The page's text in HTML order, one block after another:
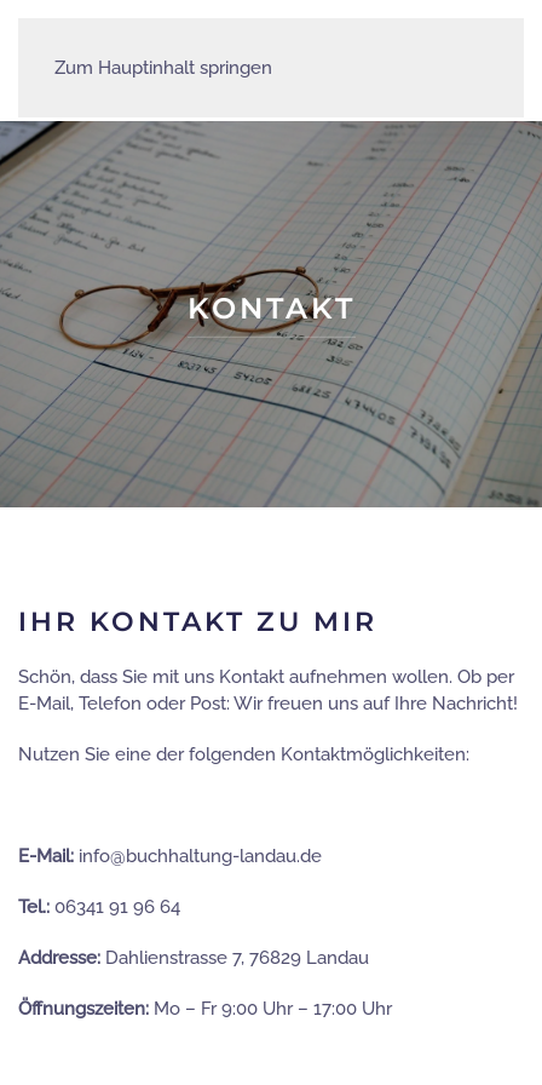
Zum Hauptinhalt springen
KONTAKT
IHR KONTAKT ZU MIR
Schön, dass Sie mit uns Kontakt aufnehmen wollen. Ob per
E-Mail, Telefon oder Post: Wir freuen uns auf Ihre Nachricht!
Nutzen Sie eine der folgenden Kontaktmöglichkeiten:
E-Mail: info@buchhaltung-landau.de
Tel.: 06341 91 96 64
Addresse: Dahlienstrasse 7, 76829 Landau
Öffnungszeiten: Mo – Fr 9:00 Uhr – 17:00 Uhr